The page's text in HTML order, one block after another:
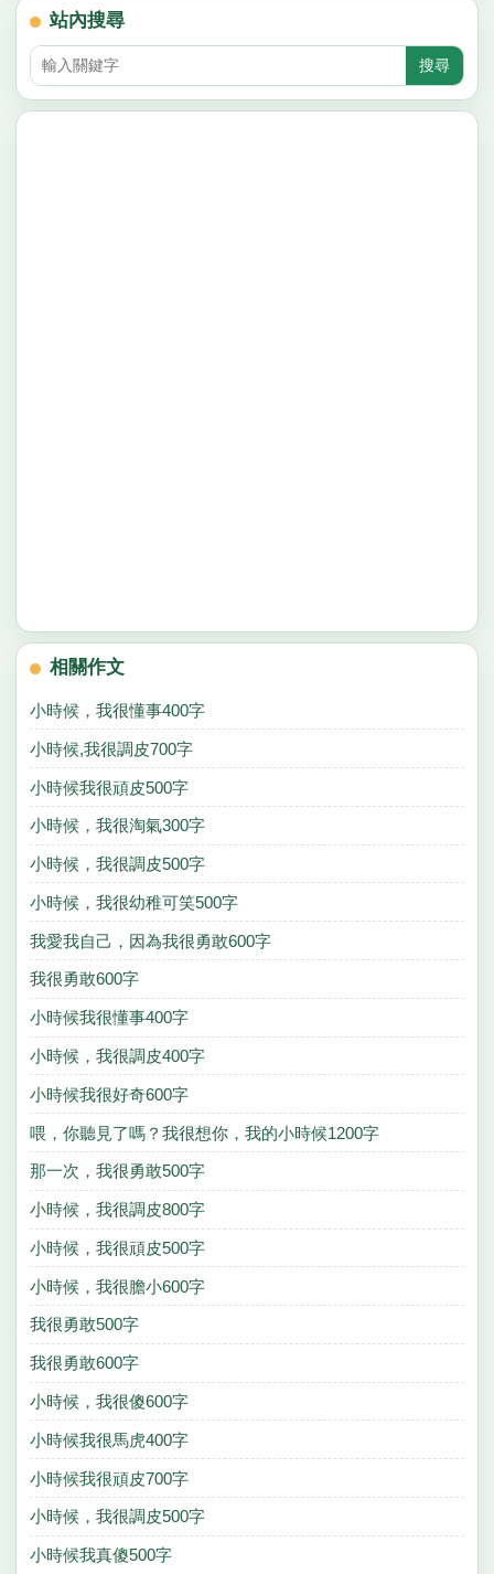
站內搜尋
相關作文
小時候，我很懂事400字
小時候,我很調皮700字
小時候我很頑皮500字
小時候，我很淘氣300字
小時候，我很調皮500字
小時候，我很幼稚可笑500字
我愛我自己，因為我很勇敢600字
我很勇敢600字
小時候我很懂事400字
小時候，我很調皮400字
小時候我很好奇600字
喂，你聽見了嗎？我很想你，我的小時候1200字
那一次，我很勇敢500字
小時候，我很調皮800字
小時候，我很頑皮500字
小時候，我很膽小600字
我很勇敢500字
我很勇敢600字
小時候，我很傻600字
小時候我很馬虎400字
小時候我很頑皮700字
小時候，我很調皮500字
小時候我真傻500字